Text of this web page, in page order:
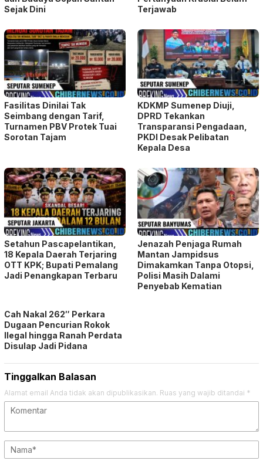
Sejak Dini
Terjawab
Fasilitas Dinilai Tak
Seimbang dengan Tarif,
Turnamen PBV Protek Tuai
Sorotan Tajam
KDKMP Sumenep Diuji,
DPRD Tekankan
Transparansi Pengadaan,
PKDI Desak Pelibatan
Kepala Desa
Setahun Pascapelantikan,
18 Kepala Daerah Terjaring
OTT KPK; Bupati Pemalang
Jadi Penangkapan Terbaru
Jenazah Penjaga Rumah
Mantan Jampidsus
Dimakamkan Tanpa Otopsi,
Polisi Masih Dalami
Penyebab Kematian
Cah Nakal 262″ Perkara
Dugaan Pencurian Rokok
Ilegal hingga Ranah Perdata
Disulap Jadi Pidana
Tinggalkan Balasan
Alamat email Anda tidak akan dipublikasikan. Ruas yang wajib ditandai *